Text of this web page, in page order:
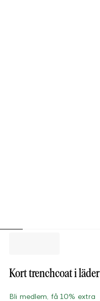
Kort trenchcoat i läder
Bli medlem, få 10% extra